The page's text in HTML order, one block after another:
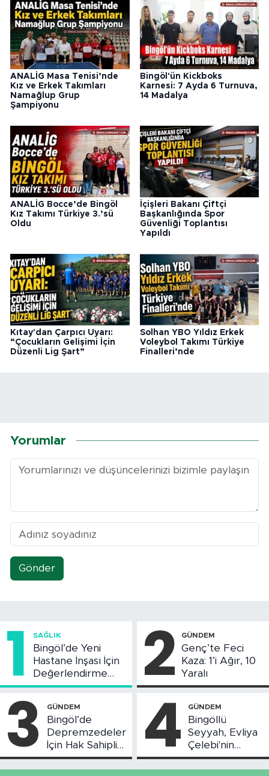
ANALİG Masa Tenisi’nde
Kız ve Erkek Takımları
Namağlup Grup
Şampiyonu
Bingöl'ün Kickboks
Karnesi: 7 Ayda 6 Turnuva,
14 Madalya
ANALİG Bocce’de Bingöl
Kız Takımı Türkiye 3.’sü
Oldu
İçişleri Bakanı Çiftçi
Başkanlığında Spor
Güvenliği Toplantısı
Yapıldı
Kıtay'dan Çarpıcı Uyarı:
“Çocukların Gelişimi İçin
Düzenli Lig Şart”
Solhan YBO Yıldız Erkek
Voleybol Takımı Türkiye
Finalleri’nde
Yorumlar
Gönder
1 SAĞLIK
Bingöl’de Yeni
Hastane İnşası İçin
Değerlendirme
Toplantısı Yapıldı
2 GÜNDEM
Genç’te Feci
Kaza: 1’i Ağır, 10
Yaralı
3 GÜNDEM
Bingöl’de
Depremzedeler
İçin Hak Sahipliği
Askı Süreci
Başladı
4 GÜNDEM
Bingöllü
Seyyah, Evliya
Çelebi'nin
Bahsettiği
Bingöl'deki O